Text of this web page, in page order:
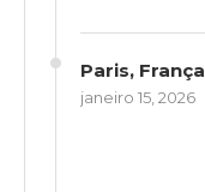
Paris, França
janeiro 15, 2026